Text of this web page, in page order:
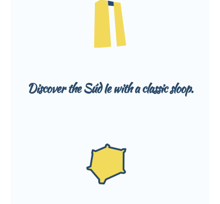
Discover the Súd Ie with a classic sloop.